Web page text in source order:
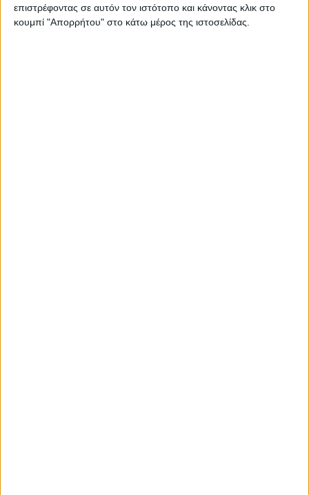
επιστρέφοντας σε αυτόν τον ιστότοπο και κάνοντας κλικ στο
κουμπί "Απορρήτου" στο κάτω μέρος της ιστοσελίδας.
Πάνω από 6,5 ευρώ/κιλό
αναμένονται οι φετινές τιμές
Νέα πορεία φοιτητών της
Γεωπονικής μέχρι το